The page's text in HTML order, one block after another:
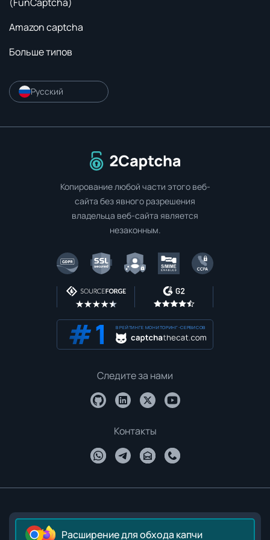
Amazon captcha
Больше типов
Русский
Перейти на главную страницу
Копирование любой части этого веб-
сайта без явного разрешения
владельца веб-сайта является
незаконным.
В РЕЙТИНГЕ МОНИТОРИНГ-СЕРВИСОВ
Следите за нами
Контакты
Расширение для обхода капчи